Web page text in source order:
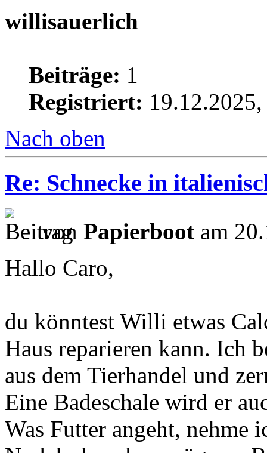
willisauerlich
Beiträge: 1
Registriert:
Nach oben
Re: Schnecke in
von Papierboot am
Hallo Caro,
du könntest Willi etwas
Haus reparieren kann. Ich
aus dem Tierhandel und
Eine Badeschale wird er
Was Futter angeht, nehme